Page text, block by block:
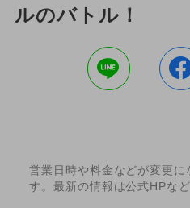
ルのバトル！
営業日時や料金などが変更に
す。最新の情報は公式HPな